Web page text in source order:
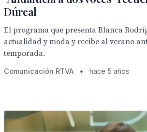
Dúrcal
El programa que presenta Blanca
actualidad y moda y recibe al verano
temporada.
Comunicación RTVA • hace 5 años